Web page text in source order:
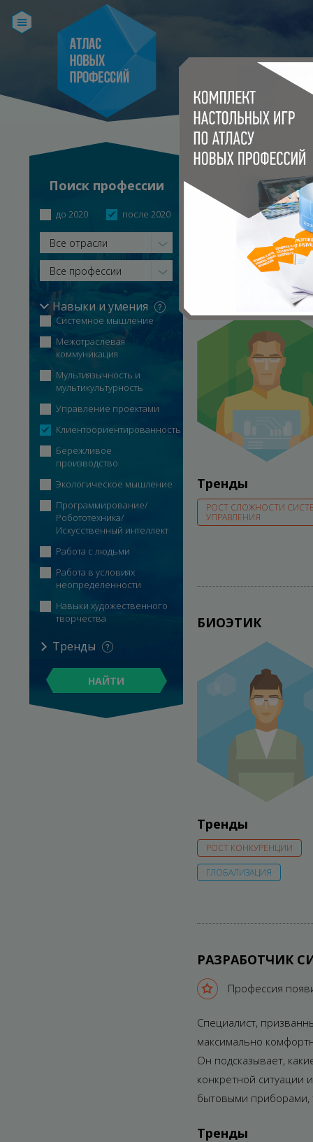
Поиск профессии
до 2020 после 2020
Все отрасли
Все профессии
Навыки и умения
Системное мышление
Межотраслевая
коммуникация
Мультиязычность и
мультикультурность
Управление проектами
Клиентоориентированность
Бережливое
производство
Экологическое мышление
Программирование/
Робототехника/
Искусственный интеллект
Работа с людьми
Работа в условиях
неопределенности
Навыки художественного
творчества
Тренды
НАЙТИ
КАТАЛОГ
Главная Каталог
ПРОФЕССИИ
АРХИТЕКТОР
Тренды
РОСТ СЛОЖНОСТИ
УПРАВЛЕНИЯ
БИОЭТИК
Тренды
РОСТ КОНКУРЕНЦИИ
ГЛОБАЛИЗАЦИЯ
РАЗРАБОТЧИК
Профессия
Специалист,
максимально
Он подсказывает,
конкретной ситуации
бытовыми приборами,
Тренды